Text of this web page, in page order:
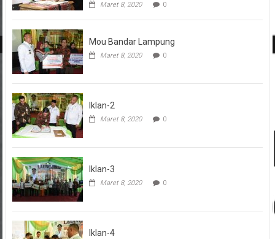
Maret 8, 2020 0
Mou Bandar Lampung
Maret 8, 2020 0
Iklan-2
Maret 8, 2020 0
Iklan-3
Maret 8, 2020 0
Iklan-4